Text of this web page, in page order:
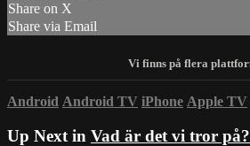
Share on X
Share via Email
Android Android TV iPhone Apple TV
Up Next in Vad är det vi tror på?